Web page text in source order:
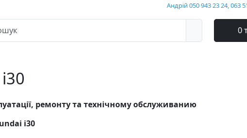
Андрій 050 943 23 24, 063
0
ремонту та технічному обслуживанию
i30